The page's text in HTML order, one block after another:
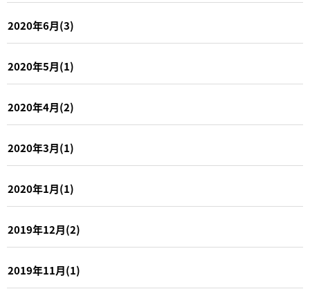
2020年6月(3)
2020年5月(1)
2020年4月(2)
2020年3月(1)
2020年1月(1)
2019年12月(2)
2019年11月(1)